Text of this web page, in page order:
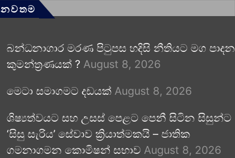
නවතම
බන්ධනාගාර මරණ පිටුපස හදිසි නීතියට මග පාදන
කුමන්ත්‍රණයක් ? August 8, 2026
මෙටා සමාගමට දඩයක් August 8, 2026
ශිෂ්‍යත්වයට සහ උසස් පෙළට පෙනී සිටින සිසුන්ට
‘සිසු සැරිය’ සේවාව ක්‍රියාත්මකයි – ජාතික
ගමනාගමන කොමිෂන් සභාව August 8, 2026